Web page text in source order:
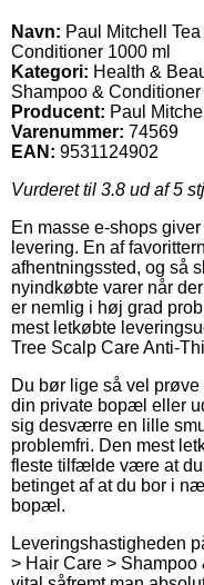
Navn: Paul Mitchell
Conditioner 1000 ml
Kategori: Health &
Shampoo & Conditioner
Producent: Paul Mitchell
Varenummer: 74569
EAN: 9531124902
Vurderet til 3.8 ud af 5
En masse e-shops
levering. En af
afhentningssted, og så
nyindkøbte varer når
er nemlig i høj grad
mest letkøbte
Tree Scalp Care Anti-
Du bør lige så vel
din private bopæl eller
sig desværre en lille
problemfri. Den mest
fleste tilfælde være at du
betinget af at du bor i
bopæl.
Leveringshastigheden
> Hair Care >